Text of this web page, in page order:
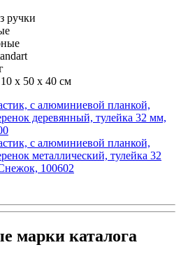
ручки
x 50 x 40 см
с алюминиевой планкой,
деревянный, тулейка 32 мм,
с алюминиевой планкой,
металлический, тулейка 32
100602
марки каталога